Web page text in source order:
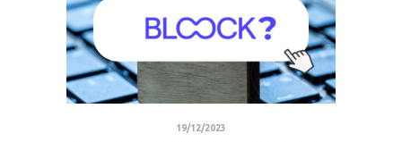
19/12/2023